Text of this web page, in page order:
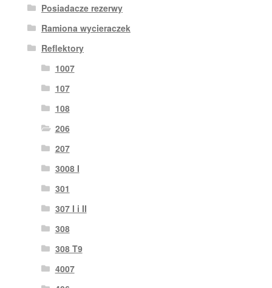
Posiadacze rezerwy
Ramiona wycieraczek
Reflektory
1007
107
108
206
207
3008 I
301
307 I i II
308
308 T9
4007